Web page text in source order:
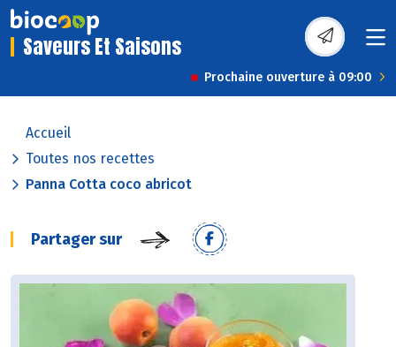
Saveurs Et Saisons
Prochaine ouverture à 09:00
Accueil
Toutes nos recettes
Panna Cotta coco abricot
Partager sur